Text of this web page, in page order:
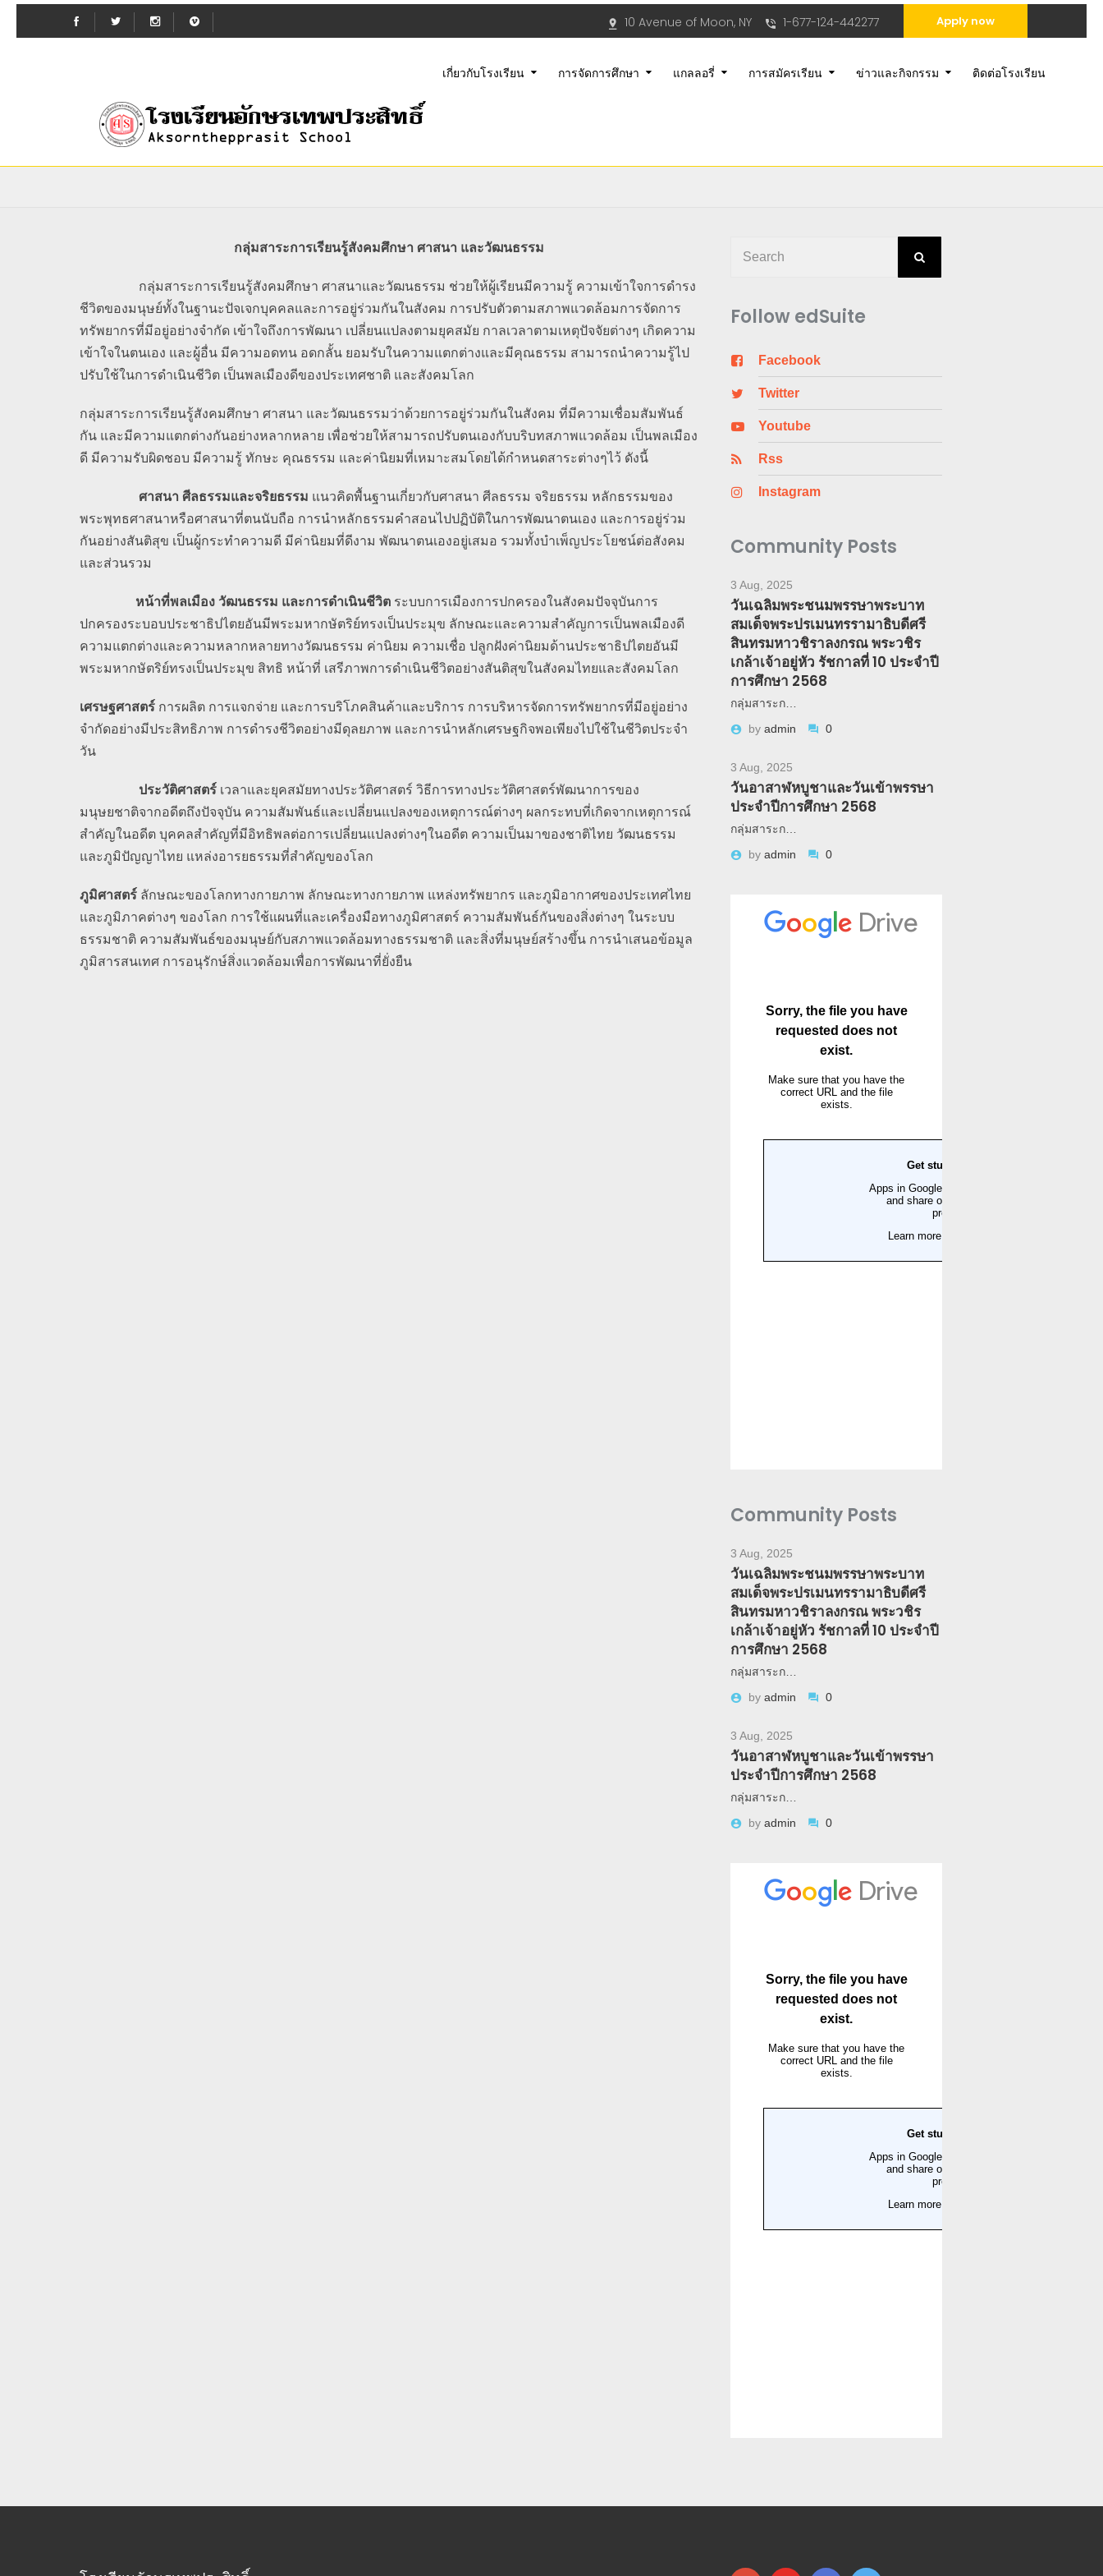
Apply now
1-677-124-442277
10 Avenue of Moon, NY
เกี่ยวกับโรงเรียน การจัดการศึกษา แกลลอรี่ การสมัครเรียน ข่าวและกิจกรรม ติดต่อโรงเรียน
กลุ่มสาระการเรียนรู้สังคมศึกษา ศาสนา และวัฒนธรรม
กลุ่มสาระการเรียนรู้สังคมศึกษา ศาสนาและวัฒนธรรม ช่วยให้ผู้เรียนมีความรู้ ความเข้าใจการดำรง
ชีวิตของมนุษย์ทั้งในฐานะปัจเจกบุคคลและการอยู่ร่วมกันในสังคม การปรับตัวตามสภาพแวดล้อมการจัดการ
ทรัพยากรที่มีอยู่อย่างจำกัด เข้าใจถึงการพัฒนา เปลี่ยนแปลงตามยุคสมัย กาลเวลาตามเหตุปัจจัยต่างๆ เกิดความ
เข้าใจในตนเอง และผู้อื่น มีความอดทน อดกลั้น ยอมรับในความแตกต่างและมีคุณธรรม สามารถนำความรู้ไป
ปรับใช้ในการดำเนินชีวิต เป็นพลเมืองดีของประเทศชาติ และสังคมโลก
กลุ่มสาระการเรียนรู้สังคมศึกษา ศาสนา และวัฒนธรรมว่าด้วยการอยู่ร่วมกันในสังคม ที่มีความเชื่อมสัมพันธ์
กัน และมีความแตกต่างกันอย่างหลากหลาย เพื่อช่วยให้สามารถปรับตนเองกับบริบทสภาพแวดล้อม เป็นพลเมือง
ดี มีความรับผิดชอบ มีความรู้ ทักษะ คุณธรรม และค่านิยมที่เหมาะสมโดยได้กำหนดสาระต่างๆไว้ ดังนี้
ศาสนา ศีลธรรมและจริยธรรม แนวคิดพื้นฐานเกี่ยวกับศาสนา ศีลธรรม จริยธรรม หลักธรรมของ
พระพุทธศาสนาหรือศาสนาที่ตนนับถือ การนำหลักธรรมคำสอนไปปฏิบัติในการพัฒนาตนเอง และการอยู่ร่วม
กันอย่างสันติสุข เป็นผู้กระทำความดี มีค่านิยมที่ดีงาม พัฒนาตนเองอยู่เสมอ รวมทั้งบำเพ็ญประโยชน์ต่อสังคม
และส่วนรวม
หน้าที่พลเมือง วัฒนธรรม และการดำเนินชีวิต ระบบการเมืองการปกครองในสังคมปัจจุบันการ
ปกครองระบอบประชาธิปไตยอันมีพระมหากษัตริย์ทรงเป็นประมุข ลักษณะและความสำคัญการเป็นพลเมืองดี
ความแตกต่างและความหลากหลายทางวัฒนธรรม ค่านิยม ความเชื่อ ปลูกฝังค่านิยมด้านประชาธิปไตยอันมี
พระมหากษัตริย์ทรงเป็นประมุข สิทธิ หน้าที่ เสรีภาพการดำเนินชีวิตอย่างสันติสุขในสังคมไทยและสังคมโลก
เศรษฐศาสตร์ การผลิต การแจกจ่าย และการบริโภคสินค้าและบริการ การบริหารจัดการทรัพยากรที่มีอยู่อย่าง
จำกัดอย่างมีประสิทธิภาพ การดำรงชีวิตอย่างมีดุลยภาพ และการนำหลักเศรษฐกิจพอเพียงไปใช้ในชีวิตประจำ
วัน
ประวัติศาสตร์ เวลาและยุคสมัยทางประวัติศาสตร์ วิธีการทางประวัติศาสตร์พัฒนาการของ
มนุษยชาติจากอดีตถึงปัจจุบัน ความสัมพันธ์และเปลี่ยนแปลงของเหตุการณ์ต่างๆ ผลกระทบที่เกิดจากเหตุการณ์
สำคัญในอดีต บุคคลสำคัญที่มีอิทธิพลต่อการเปลี่ยนแปลงต่างๆในอดีต ความเป็นมาของชาติไทย วัฒนธรรม
และภูมิปัญญาไทย แหล่งอารยธรรมที่สำคัญของโลก
ภูมิศาสตร์ ลักษณะของโลกทางกายภาพ ลักษณะทางกายภาพ แหล่งทรัพยากร และภูมิอากาศของประเทศไทย
และภูมิภาคต่างๆ ของโลก การใช้แผนที่และเครื่องมือทางภูมิศาสตร์ ความสัมพันธ์กันของสิ่งต่างๆ ในระบบ
ธรรมชาติ ความสัมพันธ์ของมนุษย์กับสภาพแวดล้อมทางธรรมชาติ และสิ่งที่มนุษย์สร้างขึ้น การนำเสนอข้อมูล
ภูมิสารสนเทศ การอนุรักษ์สิ่งแวดล้อมเพื่อการพัฒนาที่ยั่งยืน
Follow edSuite
Facebook
Twitter
Youtube
Rss
Instagram
Community Posts
3 Aug, 2025
วันเฉลิมพระชนมพรรษาพระบาท
สมเด็จพระปรเมนทรรามาธิบดีศรี
สินทรมหาวชิราลงกรณ พระวชิร
เกล้าเจ้าอยู่หัว รัชกาลที่ 10 ประจำปี
การศึกษา 2568
กลุ่มสาระก…
byadmin 0
3 Aug, 2025
วันอาสาฬหบูชาและวันเข้าพรรษา
ประจำปีการศึกษา 2568
กลุ่มสาระก…
byadmin 0
Community Posts
3 Aug, 2025
วันเฉลิมพระชนมพรรษาพระบาท
สมเด็จพระปรเมนทรรามาธิบดีศรี
สินทรมหาวชิราลงกรณ พระวชิร
เกล้าเจ้าอยู่หัว รัชกาลที่ 10 ประจำปี
การศึกษา 2568
กลุ่มสาระก…
byadmin 0
3 Aug, 2025
วันอาสาฬหบูชาและวันเข้าพรรษา
ประจำปีการศึกษา 2568
กลุ่มสาระก…
byadmin 0